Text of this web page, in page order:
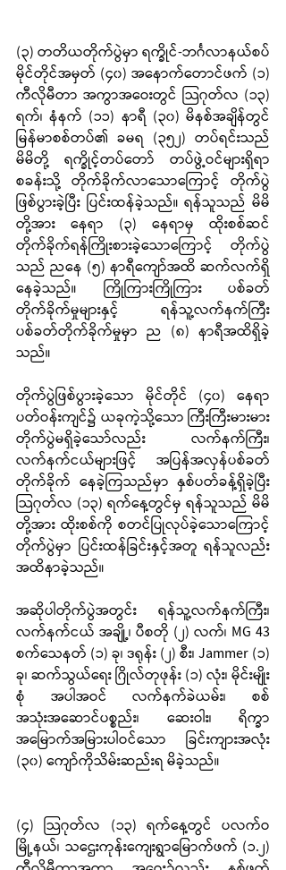
(၃) တတိယတိုက်ပွဲမှာ ရက္ခိုင်-ဘင်္ဂလာနယ်စပ်
မိုင်တိုင်အမှတ် (၄၀) အနောက်တောင်ဖက် (၁)
ကီလိုမီတာ အကွာအဝေးတွင် သြဂုတ်လ (၁၃)
ရက်၊ နံနက် (၁၁) နာရီ (၃၀) မိနစ်အချိန်တွင်
မြန်မာစစ်တပ်၏ ခမရ (၃၅၂) တပ်ရင်းသည်
မိမိတို့ ရက္ခိုင့်တပ်တော် တပ်ဖွဲ့ဝင်များရှိရာ
စခန်းသို့ တိုက်ခိုက်လာသောကြောင့် တိုက်ပွဲ
ဖြစ်ပွားခဲ့ပြီး ပြင်းထန်ခဲ့သည်။ ရန်သူသည် မိမိ
တို့အား နေရာ (၃) နေရာမှ ထိုးစစ်ဆင်
တိုက်ခိုက်ရန်ကြိုးစားခဲ့သောကြောင့် တိုက်ပွဲ
သည် ညနေ (၅) နာရီကျော်အထိ ဆက်လက်ရှိ
နေခဲ့သည်။ ကြိုကြားကြိုကြား ပစ်ခတ်
တိုက်ခိုက်မှုများနှင့် ရန်သူ့လက်နက်ကြီး
ပစ်ခတ်တိုက်ခိုက်မှုမှာ ည (၈) နာရီအထိရှိခဲ့
သည်။
တိုက်ပွဲဖြစ်ပွားခဲ့သော မိုင်တိုင် (၄၀) နေရာ
ပတ်ဝန်းကျင်၌ ယခုကဲ့သို့သော ကြီးကြီးမားမား
တိုက်ပွဲမရှိခဲ့သော်လည်း လက်နက်ကြီး၊
လက်နက်ငယ်များဖြင့် အပြန်အလှန်ပစ်ခတ်
တိုက်ခိုက် နေခဲ့ကြသည်မှာ နှစ်ပတ်ခန့်ရှိခဲ့ပြီး
သြဂုတ်လ (၁၃) ရက်နေ့တွင်မှ ရန်သူသည် မိမိ
တို့အား ထိုးစစ်ကို စတင်ပြုလုပ်ခဲ့သောကြောင့်
တိုက်ပွဲမှာ ပြင်းထန်ခြင်းနှင့်အတူ ရန်သူလည်း
အထိနာခဲ့သည်။
အဆိုပါတိုက်ပွဲအတွင်း ရန်သူ့လက်နက်ကြီး၊
လက်နက်ငယ် အချို့၊ ပီစတို (၂) လက်၊ MG 43
စက်သေနတ် (၁) ခု၊ ဒရုန်း (၂) စီး၊ Jammer (၁)
ခု၊ ဆက်သွယ်ရေး ဂြိုလ်တုဖုန်း (၁) လုံး၊ မိုင်းမျိုး
စုံ အပါအဝင် လက်နက်ခဲယမ်း၊ စစ်
အသုံးအဆောင်ပစ္စည်း၊ ဆေးဝါး၊ ရိက္ခာ
အမြောက်အမြားပါဝင်သော ခြင်းကျားအလုံး
(၃၀) ကျော်ကိုသိမ်းဆည်းရ မိခဲ့သည်။
(၄) သြဂုတ်လ (၁၃) ရက်နေ့တွင် ပလက်ဝ
မြို့နယ်၊ သဌေးကုန်းကျေးရွာမြောက်ဖက် (၁.၂)